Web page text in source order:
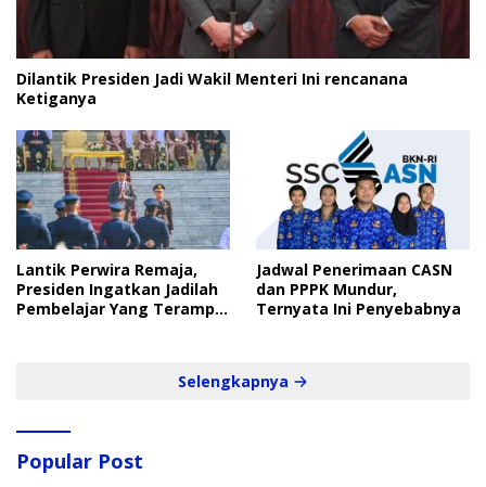
Dilantik Presiden Jadi Wakil Menteri Ini rencanana
Ketiganya
Lantik Perwira Remaja,
Presiden Ingatkan Jadilah
Pembelajar Yang Terampil
Jadwal Penerimaan CASN
dan PPPK Mundur,
Ternyata Ini Penyebabnya
Selengkapnya
Popular Post